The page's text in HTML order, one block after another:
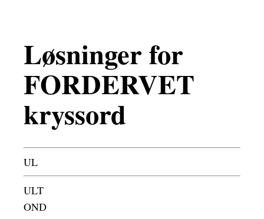
Løsninger for
FORDERVET
kryssord
UL
ULT
OND